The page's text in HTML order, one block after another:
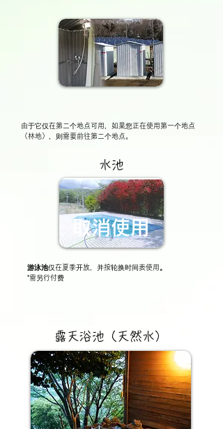
由于它仅在第二个地点可用，如果您正在使用第一个地点
（林地），则需要前往第二个地点。
水池
游泳池仅在夏季开放，并按轮换时间表使用 。
*需另行付费
取消使用
露天浴池（天然水）